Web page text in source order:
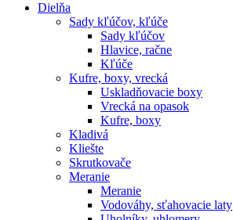
Dielňa
Sady kľúčov, kľúče
Sady kľúčov
Hlavice, račne
Kľúče
Kufre, boxy, vrecká
Uskladňovacie boxy
Vrecká na opasok
Kufre, boxy
Kladivá
Kliešte
Skrutkovače
Meranie
Meranie
Vodováhy, sťahovacie laty